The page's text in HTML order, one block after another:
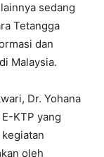
sedang
Tetangga
dan
Malaysia.
Dr. Yohana
KTP yang
oleh